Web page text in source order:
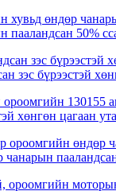
пааландсан 50%
зэс бүрээстэй
хөнгөн цагаан